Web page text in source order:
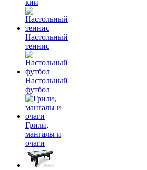
кии
Настольный
теннис
Настольный
футбол
Грили,
мангалы и
очаги